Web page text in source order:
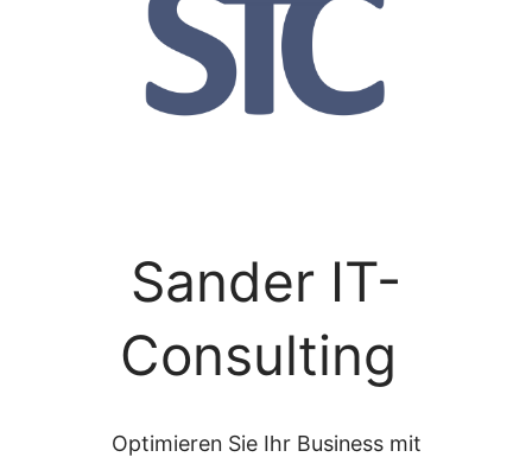
Sander IT-
Consulting
Optimieren Sie Ihr Business mit